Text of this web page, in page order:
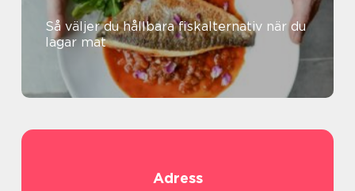
Så väljer du hållbara fiskalternativ när du
lagar mat
Adress